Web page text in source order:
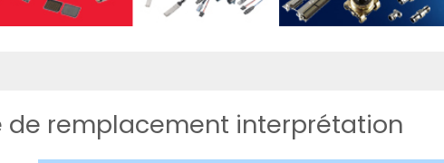
de remplacement interprétation